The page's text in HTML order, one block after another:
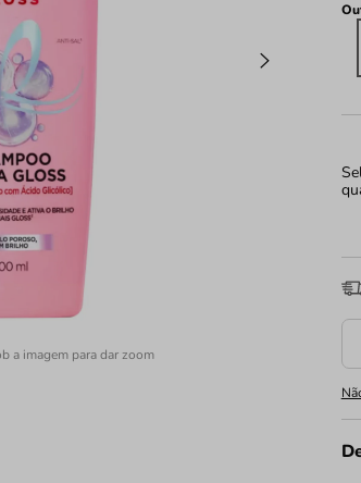
a imagem para dar zoom